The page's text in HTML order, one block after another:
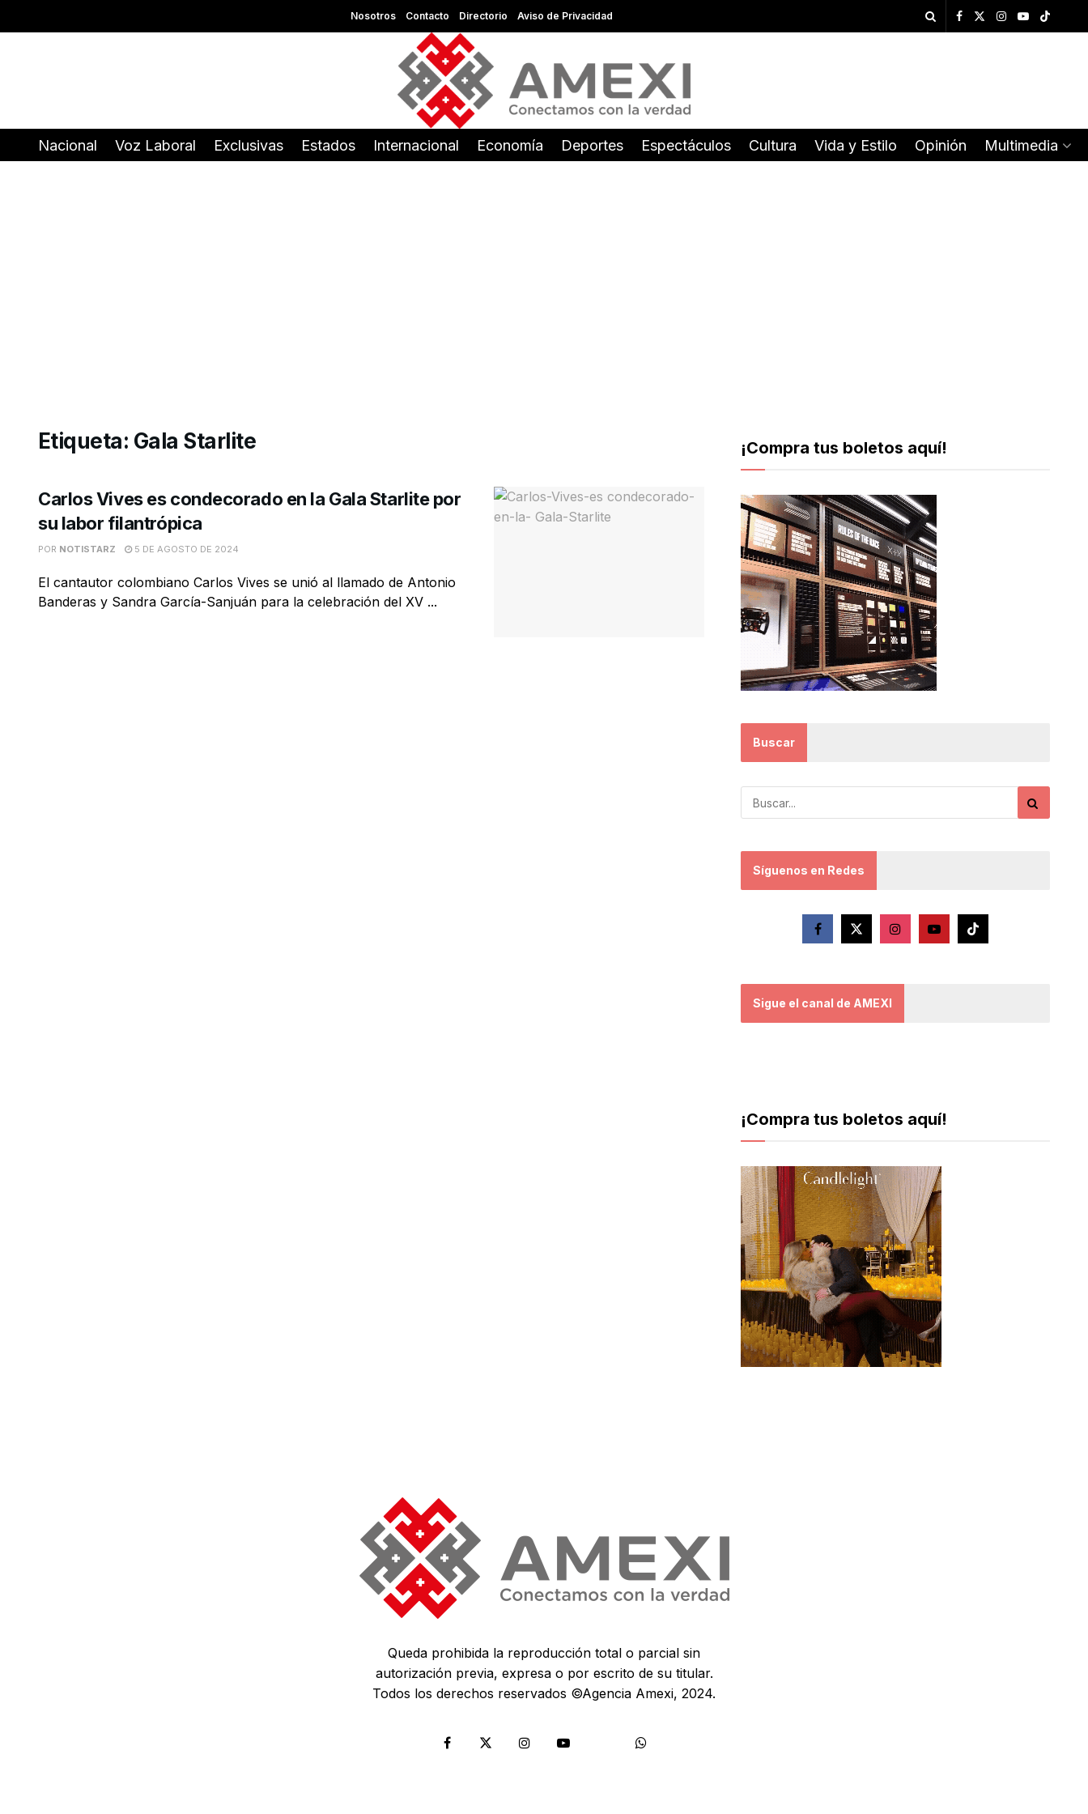
Nosotros Contacto Directorio Aviso de Privacidad
Nacional Voz Laboral Exclusivas Estados Internacional Economía Deportes Espectáculos Cultura Vida y Estilo Opinión Multimedia
Etiqueta: Gala Starlite
Carlos Vives es condecorado en la Gala Starlite por
su labor filantrópica
POR NOTISTARZ 5 DE AGOSTO DE 2024
El cantautor colombiano Carlos Vives se unió al llamado de Antonio
Banderas y Sandra García-Sanjuán para la celebración del XV ...
¡Compra tus boletos aquí!
Buscar
Síguenos en Redes
Sigue el canal de AMEXI
¡Compra tus boletos aquí!
Queda prohibida la reproducción total o parcial sin
autorización previa, expresa o por escrito de su titular.
Todos los derechos reservados ©Agencia Amexi, 2024.